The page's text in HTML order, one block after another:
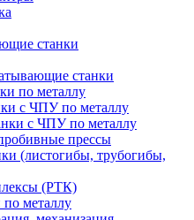
станки
станки
по металлу
с ЧПУ по металлу
с ЧПУ по металлу
прессы
(листогибы, трубогибы,
(РТК)
по металлу